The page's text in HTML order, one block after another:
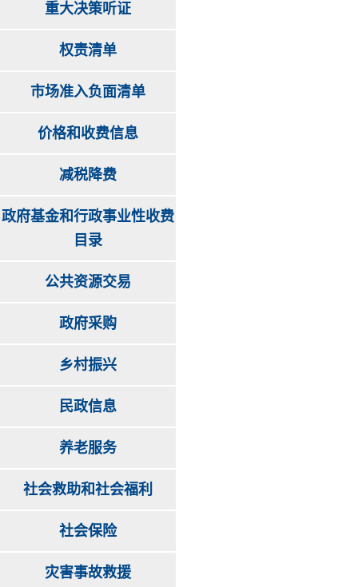
重大决策听证
权责清单
市场准入负面清单
价格和收费信息
减税降费
政府基金和行政事业性收费
目录
公共资源交易
政府采购
乡村振兴
民政信息
养老服务
社会救助和社会福利
社会保险
灾害事故救援